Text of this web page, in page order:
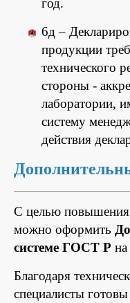
год.
6д –
продукции
технического
стороны -
лаборатории,
систему
действия
С целью повышения
можно оформить
системе ГОСТ Р на
Благодаря
специалисты